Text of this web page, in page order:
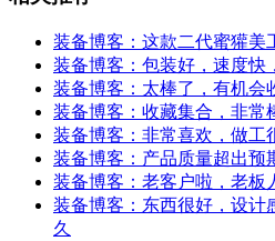
装备博客：这款二代蜜獾美
装备博客：包装好，速度快
装备博客：太棒了，有机会
装备博客：收藏集合，非常
装备博客：非常喜欢，做工
装备博客：产品质量超出预
装备博客：老客户啦，老板
装备博客：东西很好，设计
久